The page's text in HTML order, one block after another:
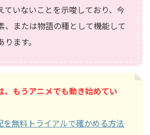
ていないことを示唆しており、今
、または物語の種として機能して
ます。
、もうアニメでも動き始めてい
を無料トライアルで確かめる方法